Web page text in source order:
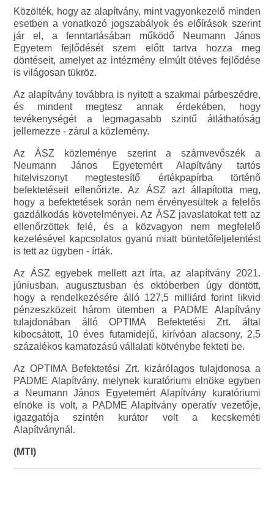
Közölték, hogy az alapítvány, mint vagyonkezelő minden
esetben a vonatkozó jogszabályok és előírások szerint
jár el, a fenntartásában működő Neumann János
Egyetem fejlődését szem előtt tartva hozza meg
döntéseit, amelyet az intézmény elmúlt ötéves fejlődése
is világosan tükröz.
Az alapítvány továbbra is nyitott a szakmai párbeszédre,
és mindent megtesz annak érdekében, hogy
tevékenységét a legmagasabb szintű átláthatóság
jellemezze - zárul a közlemény.
Az ÁSZ közleménye szerint a számvevőszék a
Neumann János Egyetemért Alapítvány tartós
hitelviszonyt megtestesítő értékpapírba történő
befektetéseit ellenőrizte. Az ÁSZ azt állapította meg,
hogy a befektetések során nem érvényesültek a felelős
gazdálkodás követelményei. Az ÁSZ javaslatokat tett az
ellenőrzöttek felé, és a közvagyon nem megfelelő
kezelésével kapcsolatos gyanú miatt büntetőfeljelentést
is tett az ügyben - írták.
Az ÁSZ egyebek mellett azt írta, az alapítvány 2021.
júniusban, augusztusban és októberben úgy döntött,
hogy a rendelkezésére álló 127,5 milliárd forint likvid
pénzeszközeit három ütemben a PADME Alapítvány
tulajdonában álló OPTIMA Befektetési Zrt. által
kibocsátott, 10 éves futamidejű, kirívóan alacsony, 2,5
százalékos kamatozású vállalati kötvénybe fekteti be.
Az OPTIMA Befektetési Zrt. kizárólagos tulajdonosa a
PADME Alapítvány, melynek kuratóriumi elnöke egyben
a Neumann János Egyetemért Alapítvány kuratóriumi
elnöke is volt, a PADME Alapítvány operatív vezetője,
igazgatója szintén kurátor volt a kecskeméti
Alapítványnál.
(MTI)